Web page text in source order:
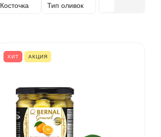
Косточка Тип оливок
ХИТ АКЦИЯ